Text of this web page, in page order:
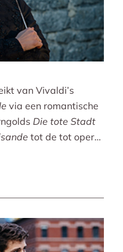
van Vivaldi’s
via een romantische
Die tote Stadt
tot de tot opera
Accademia
Orkest en